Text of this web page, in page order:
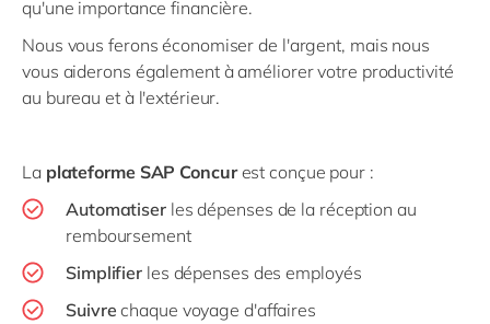
qu'une importance financière.
Nous vous ferons économiser de l'argent, mais nous
vous aiderons également à améliorer votre productivité
au bureau et à l'extérieur.
La plateforme SAP Concurest conçue pour :
Automatiser les dépenses de la réception au
remboursement
Simplifier les dépenses des employés
Suivrechaque voyage d'affaires